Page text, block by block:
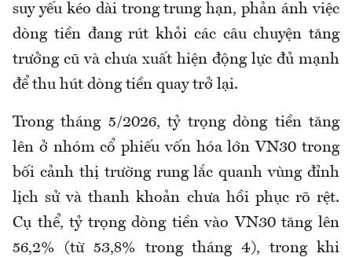
suy yếu kéo dài trong trung hạn, phản ánh việc
dòng tiền đang rút khỏi các câu chuyện tăng
trưởng cũ và chưa xuất hiện động lực đủ mạnh
để thu hút dòng tiền quay trở lại.
Trong tháng 5/2026, tỷ trọng dòng tiền tăng
lên ở nhóm cổ phiếu vốn hóa lớn VN30 trong
bối cảnh thị trường rung lắc quanh vùng đỉnh
lịch sử và thanh khoản chưa hồi phục rõ rệt.
Cụ thể, tỷ trọng dòng tiền vào VN30 tăng lên
56,2% (từ 53,8% trong tháng 4), trong khi